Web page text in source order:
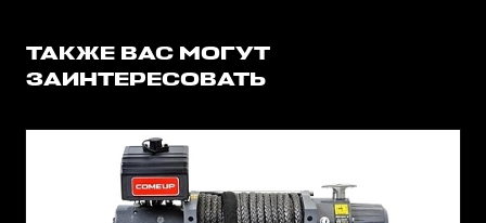
ТАКЖЕ ВАС МОГУТ
ЗАИНТЕРЕСОВАТЬ